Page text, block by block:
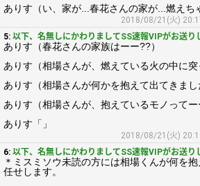
ありす（い、家が...春花さんの家が...燃えち
2018/08/21(火)
5: 以下、名無しにかわりましてSS速報VIPがお送り
ありす（春花さんの家族はーー??）
ありす（相場さんが、燃えている火の中に突
ありす（相場さんが何かを抱えて出てきま
ありす（相場さんが、抱えているモノってー
ありす「」
2018/08/21(火)
6: 以下、名無しにかわりましてSS速報VIPがお送り
＊ミスミソウ未読の方には相場くんが何を
任せします。